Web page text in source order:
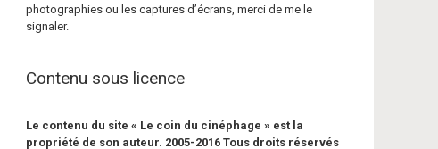
photographies ou les captures d’écrans, merci de me le
signaler.
Contenu sous licence
Le contenu du site « Le coin du cinéphage » est la
propriété de son auteur. 2005-2016 Tous droits réservés